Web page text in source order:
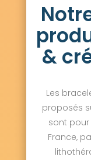
&
Les
proposés
sont
France,